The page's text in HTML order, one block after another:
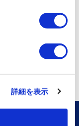
詳細を表示